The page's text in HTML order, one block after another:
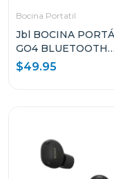
Bocina Portatil
Jbl BOCINA
GO4 BLUETOOTH
NEGRO
AL AGUA Y POLVO
$49.95